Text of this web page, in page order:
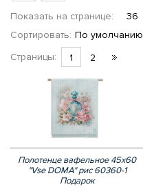
Показать на странице:
36
Сортировать: По умолчанию
Страницы:
1 2
Полотенце вафельное 45х60
"Vse DOMA" рис 60360-1
Подарок